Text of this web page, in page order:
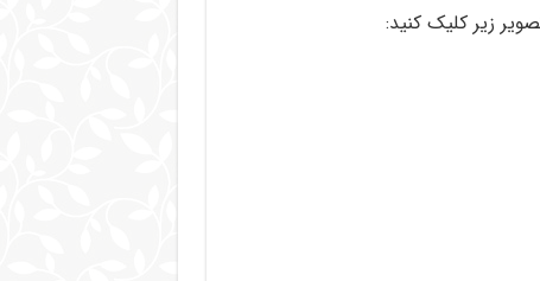
زیر کلیک کنید: